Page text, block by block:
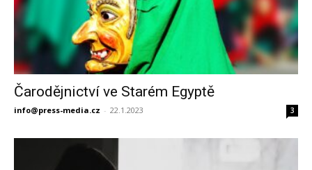
Čarodějnictví ve Starém Egyptě
info@press-media.cz - 22.1.2023 3